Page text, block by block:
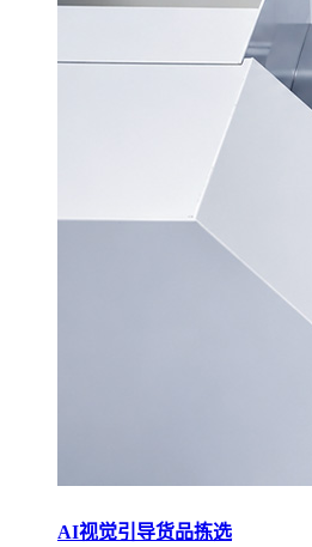
AI视觉引导货品拣选